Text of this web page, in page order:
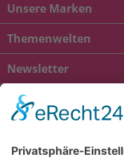
Unsere Marken
Themenwelten
Newsletter
* Alle Preise inkl. gesetzl.